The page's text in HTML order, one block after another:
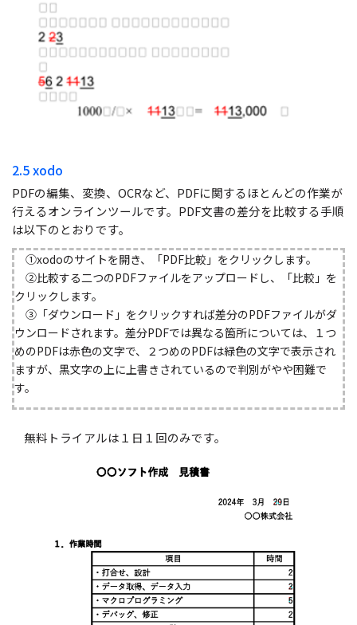
2.5 xodo
PDFの編集、変換、OCRなど、PDFに関するほとんどの作業が
行えるオンラインツールです。PDF文書の差分を比較する手順
は以下のとおりです。
①xodoのサイトを開き、「PDF比較」をクリックします。
②比較する二つのPDFファイルをアップロードし、「比較」を
クリックします。
③「ダウンロード」をクリックすれば差分のPDFファイルがダ
ウンロードされます。差分PDFでは異なる箇所については、１つ
めのPDFは赤色の文字で、２つめのPDFは緑色の文字で表示され
ますが、黒文字の上に上書きされているので判別がやや困難で
す。
無料トライアルは１日１回のみです。